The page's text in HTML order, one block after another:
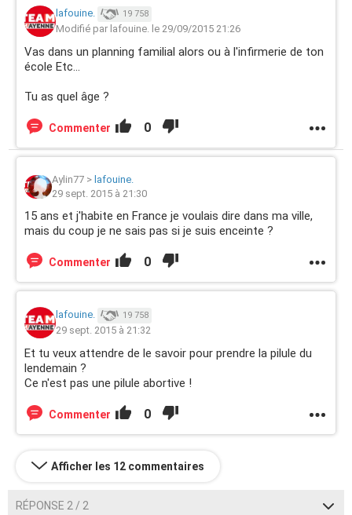
lafouine. 19 758
Modifié par lafouine. le 29/09/2015 21:26
Vas dans un planning familial alors ou à l'infirmerie de ton
école Etc...
Tu as quel âge ?
Commenter 0
Aylin77 > lafouine.
29 sept. 2015 à 21:30
15 ans et j'habite en France je voulais dire dans ma ville,
mais du coup je ne sais pas si je suis enceinte ?
Commenter 0
lafouine. 19 758
29 sept. 2015 à 21:32
Et tu veux attendre de le savoir pour prendre la pilule du
lendemain ?
Ce n'est pas une pilule abortive !
Commenter 0
Afficher les 12 commentaires
RÉPONSE 2 / 2